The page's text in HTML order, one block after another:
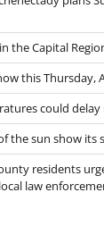
the Capital
this Thursday,
could
the sun show
residents
law